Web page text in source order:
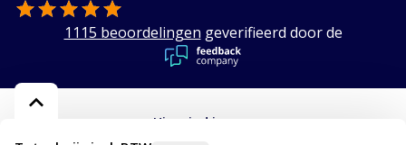
1115 beoordelingen geverifieerd door de
Hier vind je ons: